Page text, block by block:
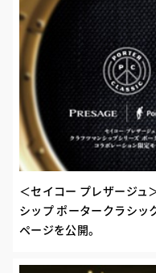
＜セイコー プレザージュ
シップ ポータークラシッ
ページを公開。